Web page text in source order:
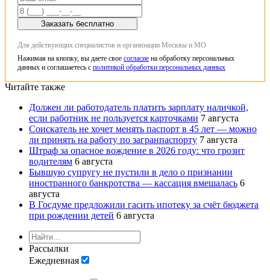
Заказать бесплатно
Для действующих специалистов и организации Москвы и МО
Нажимая на кнопку, вы даете свое согласие на обработку персональных
данных и соглашаетесь с политикой обработки персональных данных
Читайте также
Должен ли работодатель платить зарплату наличкой,
если работник не пользуется карточками 7 августа
Соискатель не хочет менять паспорт в 45 лет — можно
ли принять на работу по загранпаспорту 7 августа
Штраф за опасное вождение в 2026 году: что грозит
водителям 6 августа
Бывшую супругу не пустили в дело о признании
иностранного банкротства — кассация вмешалась 6
августа
В Госдуме предложили гасить ипотеку за счёт бюджета
при рождении детей 6 августа
Рассылки
Ежедневная